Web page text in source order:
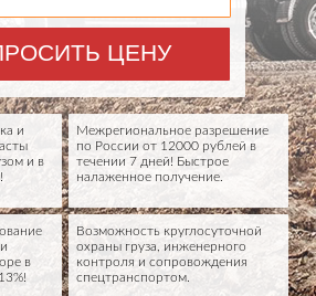
ЦЕНУ
Межрегиональное разрешение
по России от 12000 рублей в
течении 7 дней! Быстрое
налаженное получение.
и
и в
Возможность круглосуточной
охраны груза, инженерного
контроля и сопровождения
спецтранспортом.
в